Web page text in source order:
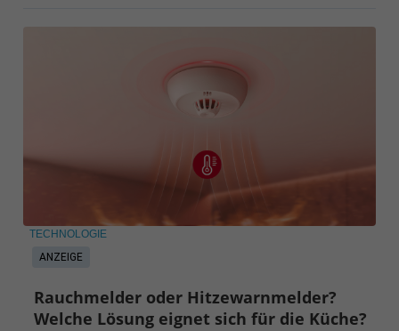
ANZEIGE
TECHNOLOGIE
Rauchmelder oder Hitzewarnmelder?
Welche Lösung eignet sich für die Küche?